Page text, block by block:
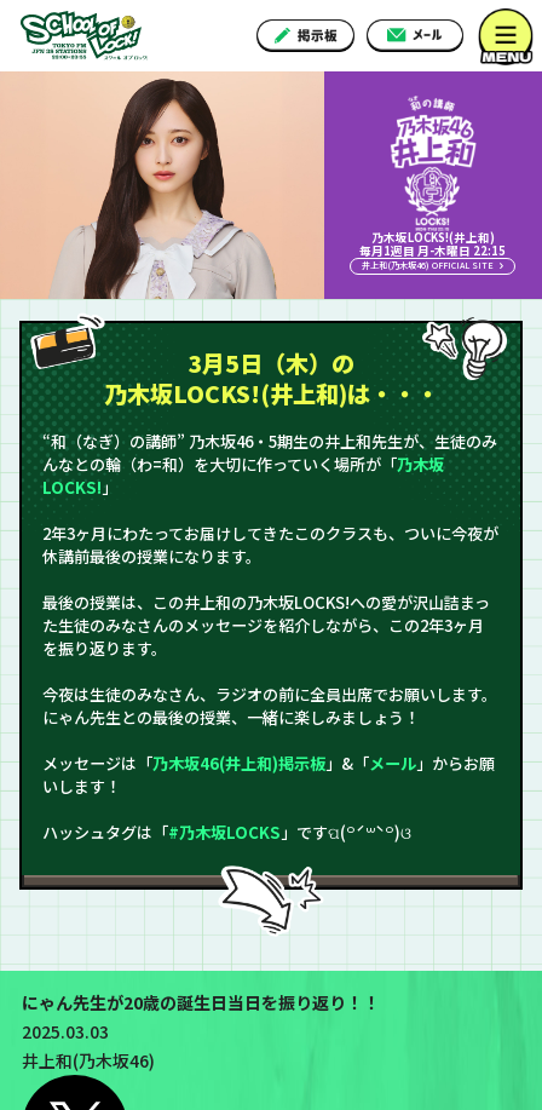
乃木坂LOCKS!(井上和)
毎月1週目 月-木曜日 22:15
井上和(乃木坂46) OFFICIAL SITE
3月5日（木）の
乃木坂LOCKS!(井上和)は・・・
“和（なぎ）の講師” 乃木坂46・5期生の井上和先生が、生徒のみ
んなとの輪（わ=和）を大切に作っていく場所が「乃木坂
LOCKS!」
2年3ヶ月にわたってお届けしてきたこのクラスも、ついに今夜が
休講前最後の授業になります。
最後の授業は、この井上和の乃木坂LOCKS!への愛が沢山詰まっ
た生徒のみなさんのメッセージを紹介しながら、この2年3ヶ月
を振り返ります。
今夜は生徒のみなさん、ラジオの前に全員出席でお願いします。
にゃん先生との最後の授業、一緒に楽しみましょう！
メッセージは「乃木坂46(井上和)掲示板」&「メール」からお願
いします！
ハッシュタグは「#乃木坂LOCKS」ですପ(꒪ˊ꒳ˋ꒪)ଓ
にゃん先生が20歳の誕生日当日を振り返り！！
2025.03.03
井上和(乃木坂46)